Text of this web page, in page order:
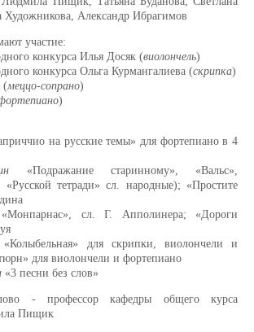
Художникова, Александр Ибрагимов
участие:
конкурса Илья Досяк (виолончель)
конкурса Ольга Курмангалиева (скрипка)
(меццо-сопрано)
)
на русские темы» для фортепиано в 4
«Подражание старинному», «Вальс»,
«Русской тетради» сл. народные); «Простите
сл. Г. Апполинера; «Дороги
«Колыбельная» для скрипки, виолончели и
для виолончели и фортепиано
«3 песни без слов»
- профессор кафедры общего курса
Пищик